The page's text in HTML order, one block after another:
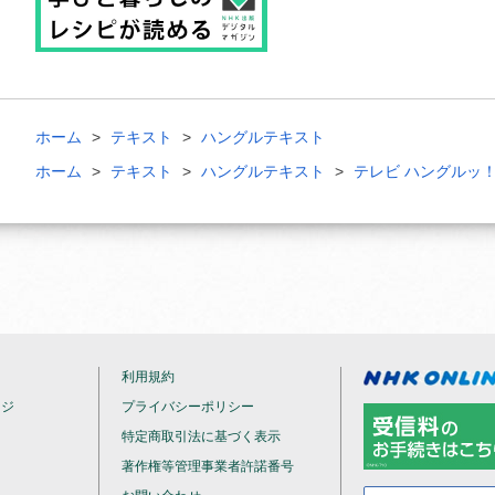
ホーム テキスト
ハングルテキスト
ホーム
テキスト ハングルテキスト テレビ ハングルッ
利用規約
プライバシーポリシー
特定商取引法に基づく表示
著作権等管理事業者許諾番号